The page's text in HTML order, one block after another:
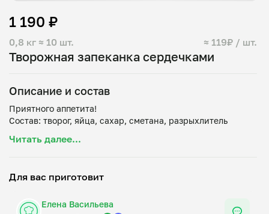
Творожная запеканка сердечками
0,8 кг ≈ 10 шт. ≈ 119₽ / шт.
1 190 ₽
Описание и состав
Приятного аппетита!
Читать далее...
Для вас приготовит
Елена Васильева